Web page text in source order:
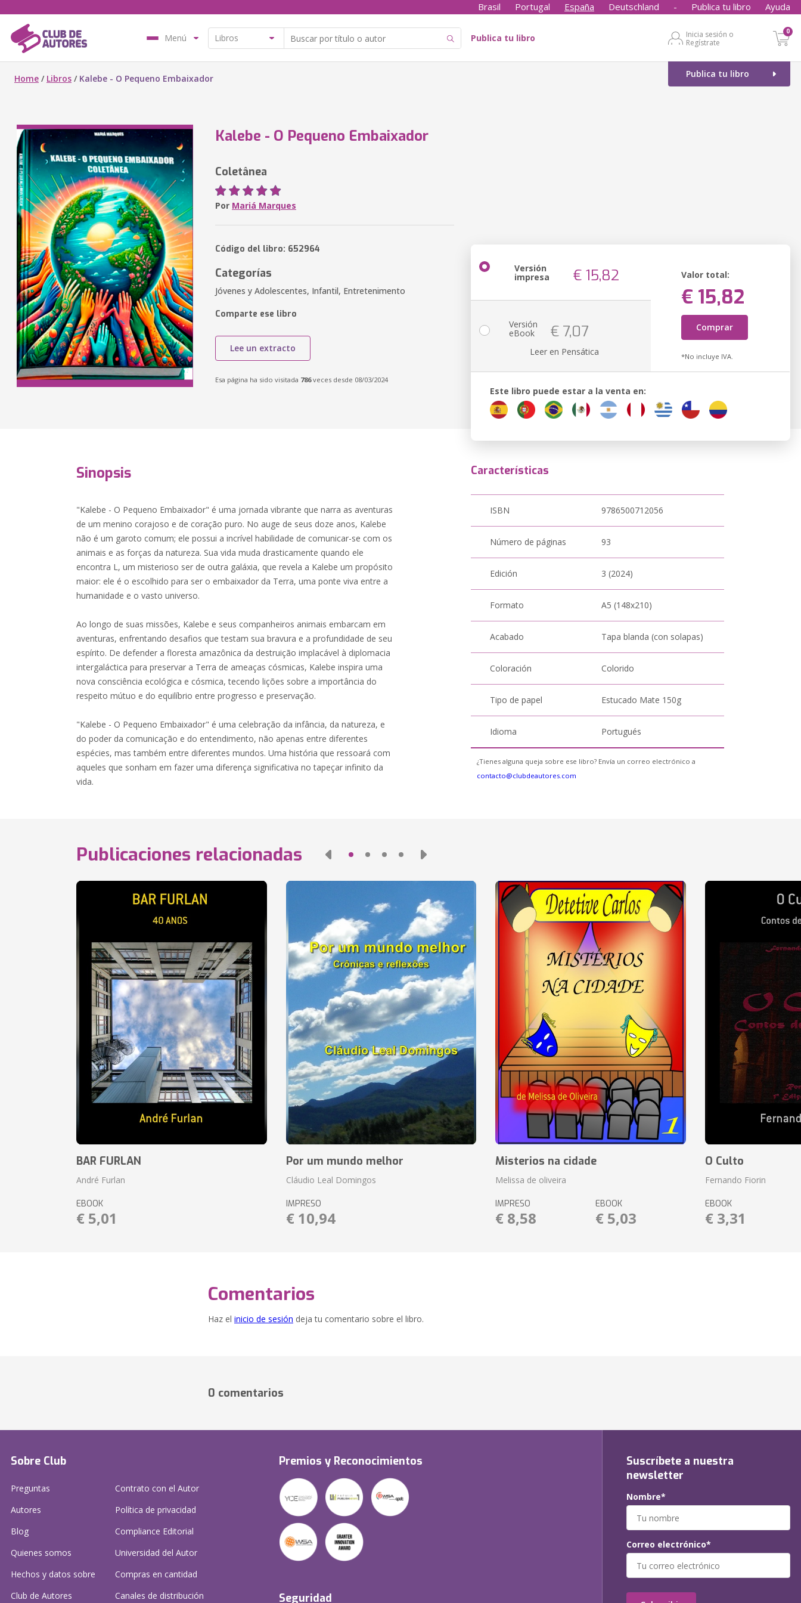
Brasil Portugal España Deutschland - Publica tu libro Ayuda
Menú Publica tu libro
Inicia sesión o
Regístrate
0
Publica tu libro
Home / Libros / Kalebe - O Pequeno Embaixador
Kalebe - O Pequeno Embaixador
Coletânea
Por Mariá Marques
Código del libro: 652964
Categorías
Jóvenes y Adolescentes, Infantil, Entretenimento
Comparte ese libro
Lee un extracto
Esa página ha sido visitada 786veces desde 08/03/2024
Versión
impresa € 15,82 Valor total:
€ 15,82
Comprar
*No incluye IVA.
Versión
eBook € 7,07
Leer en Pensática
Este libro puede estar a la venta en:
Sinopsis
"Kalebe - O Pequeno Embaixador" é uma jornada vibrante que narra as aventuras
de um menino corajoso e de coração puro. No auge de seus doze anos, Kalebe
não é um garoto comum; ele possui a incrível habilidade de comunicar-se com os
animais e as forças da natureza. Sua vida muda drasticamente quando ele
encontra L, um misterioso ser de outra galáxia, que revela a Kalebe um propósito
maior: ele é o escolhido para ser o embaixador da Terra, uma ponte viva entre a
humanidade e o vasto universo.
Ao longo de suas missões, Kalebe e seus companheiros animais embarcam em
aventuras, enfrentando desafios que testam sua bravura e a profundidade de seu
espírito. De defender a floresta amazônica da destruição implacável à diplomacia
intergaláctica para preservar a Terra de ameaças cósmicas, Kalebe inspira uma
nova consciência ecológica e cósmica, tecendo lições sobre a importância do
respeito mútuo e do equilíbrio entre progresso e preservação.
"Kalebe - O Pequeno Embaixador" é uma celebração da infância, da natureza, e
do poder da comunicação e do entendimento, não apenas entre diferentes
espécies, mas também entre diferentes mundos. Uma história que ressoará com
aqueles que sonham em fazer uma diferença significativa no tapeçar infinito da
vida.
Características
ISBN 9786500712056
Número de páginas 93
Edición 3 (2024)
Formato A5 (148x210)
Acabado Tapa blanda (con solapas)
Coloración Colorido
Tipo de papel Estucado Mate 150g
Idioma Portugués
¿Tienes alguna queja sobre ese libro? Envía un correo electrónico a
contacto@clubdeautores.com
Publicaciones relacionadas
BAR FURLAN
André Furlan
EBOOK
€ 5,01
Por um mundo melhor
Cláudio Leal Domingos
IMPRESO
€ 10,94
Misterios na cidade
Melissa de oliveira
IMPRESO
€ 8,58
EBOOK
€ 5,03
O Culto
Fernando Fiorin
EBOOK
€ 3,31
Comentarios
Haz el inicio de sesión deja tu comentario sobre el libro.
0 comentarios
Sobre Club
Preguntas
Autores
Blog
Quienes somos
Hechos y datos sobre
Club de Autores
Contrato con el Autor
Política de privacidad
Compliance Editorial
Universidad del Autor
Compras en cantidad
Canales de distribución
Premios y Reconocimientos
Seguridad
Suscríbete a nuestra
newsletter
Nombre*
Correo electrónico*